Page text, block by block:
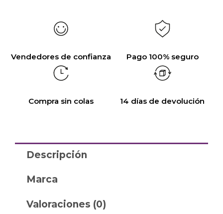
Vendedores de confianza Pago 100% seguro
Compra sin colas 14 días de devolución
Descripción
Marca
Valoraciones (0)